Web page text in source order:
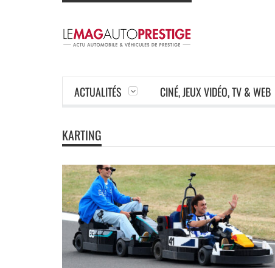
ACTUALITÉS CINÉ, JEUX VIDÉO, TV & WEB
KARTING